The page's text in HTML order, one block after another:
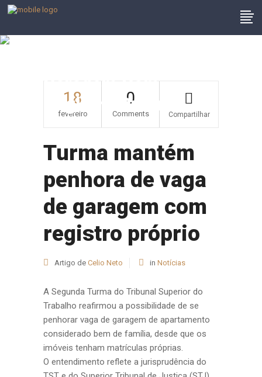
Garagem Com
Registro Próprio
18
fevereiro
0
Comments Compartilhar
Turma mantém
penhora de vaga
de garagem com
registro próprio
Artigo de Celio Neto in Notícias
A Segunda Turma do Tribunal Superior do
Trabalho reafirmou a possibilidade de se
penhorar vaga de garagem de apartamento
considerado bem de família, desde que os
imóveis tenham matrículas próprias.
O entendimento reflete a jurisprudência do